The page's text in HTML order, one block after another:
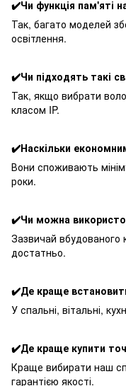
✔️Чи функція пам'яті
Так, багато моделей
освітлення.
✔️Чи підходять такі
Так, якщо вибрати
класом IP.
✔️Наскільки
Вони споживають
роки.
✔️Чи можна
Зазвичай вбудованого
достатньо.
✔️Де краще
У спальні, вітальні,
✔️Де краще купити
Краще вибирати наш
гарантією якості.